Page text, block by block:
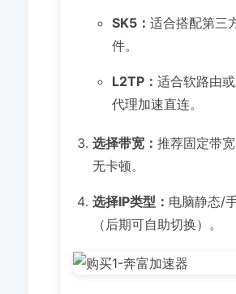
SK5： 适合搭配第三
件。
L2TP： 适合软路由
代理加速直连。
选择带宽： 推荐固定带
无卡顿。
选择IP类型： 电脑静态/
（后期可自助切换）。